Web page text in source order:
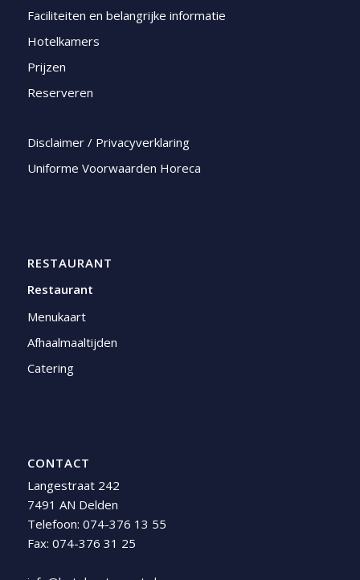
Faciliteiten en belangrijke informatie
Hotelkamers
Prijzen
Reserveren
Disclaimer / Privacyverklaring
Uniforme Voorwaarden Horeca
RESTAURANT
Restaurant
Menukaart
Afhaalmaaltijden
Catering
CONTACT
Langestraat 242
7491 AN Delden
Telefoon: 074-376 13 55
Fax: 074-376 31 25